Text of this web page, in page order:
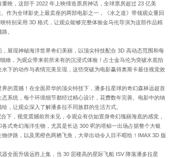
映，这部于 2022 年上映缔造票房神话，全球票房超过 23 亿美
作为全球影史上最卖座的两部电影之一，《水之道》带领观众重回
特别采用 3D 格式，让观众能够完整体验金马伦导演为这部作品精
。
展现神秘海洋世界奇幻美丽，以顶尖特技配合 3D 高动态范围和每
緻，为观众带来前所未有的沉浸式体验！占士金马伦为突破水底拍
下的动作与表情完美呈现，这些突破为电影赢得奥斯卡最佳视觉效
的震撼！在全面昇华的顶尖特技下，潘多拉星球的奇幻森林远超首
系统，每个环境细节都经过精心设计，花费数年完善。电影中的纳
，让观众深入了解潘多拉不同族群的生活方式。
下，视觉震撼前所未见，令观众有仿如置身奇幻瑰丽海底的感觉，
式奇幻海洋生物，尤其是长达 300 呎的塔鲸一出场占据整个大银
伊路，以及黑橙色两栖飞鱼，大举出动令人目不暇给！IMAX 3D 版
全面升级远胜上集，当 30 层楼高的星际飞船 ISV 降落潘多拉星